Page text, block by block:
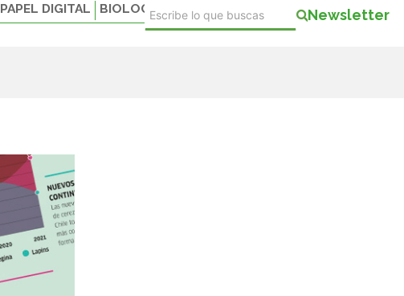
PAPEL DIGITAL BIOLOGICALS Newsletter